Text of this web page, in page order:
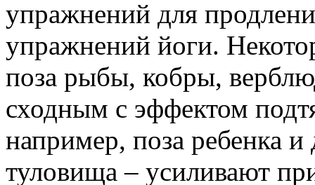
упражнений для
упражнений йоги.
поза рыбы, кобры,
сходным с эффектом
например, поза ребенка
туловища – усиливают